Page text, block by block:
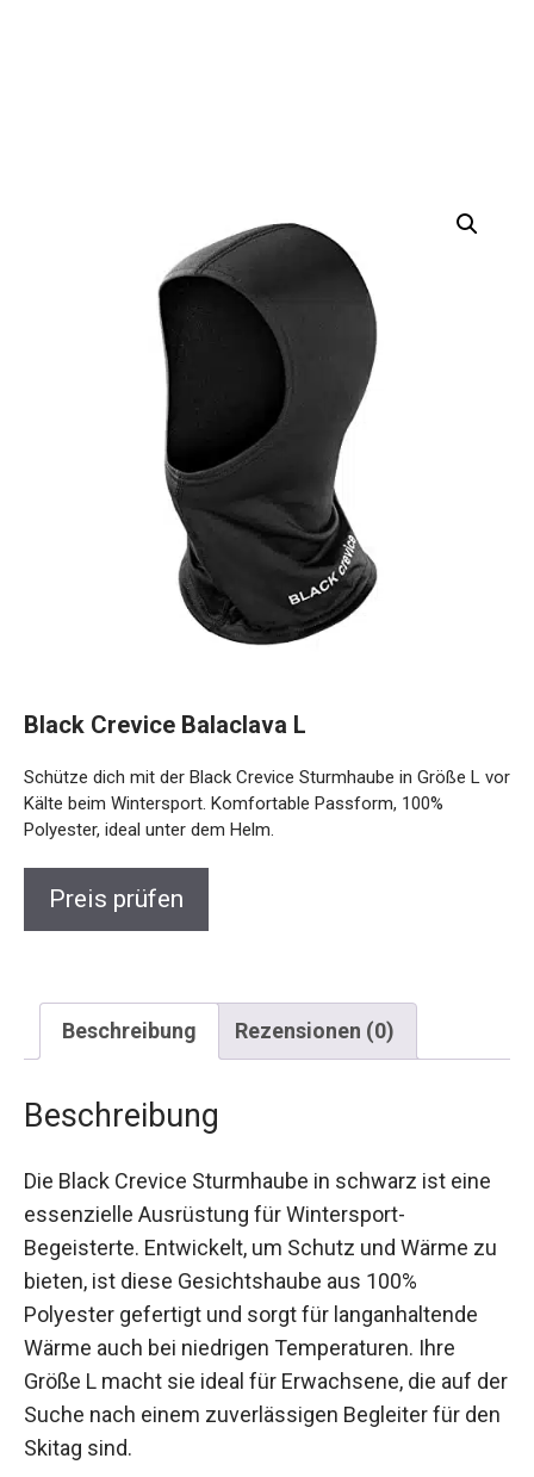
vor Kälte beim Wintersport. Komfortable Passform, 100%
Polyester, ideal unter dem Helm.
Beschreibung Rezensionen (0)
Beschreibung
essenzielle Ausrüstung für Wintersport-
Begeisterte. Entwickelt, um Schutz und Wärme
zu bieten, ist diese Gesichtshaube aus 100%
Polyester gefertigt und sorgt für langanhaltende
Wärme auch bei niedrigen Temperaturen. Ihre
Größe L macht sie ideal für Erwachsene, die auf
der Suche nach einem zuverlässigen Begleiter
für den Skitag sind.